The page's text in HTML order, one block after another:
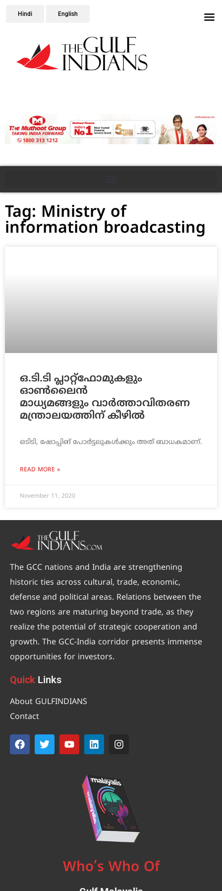
Hindi English
Tag: Ministry of
information broadcasting
ഒ.ടി.ടി പ്ലാറ്റ്‌ഫോമുകളും
ഓണ്‍ലൈന്‍
മാധ്യമങ്ങളും വാര്‍ത്താവിതരണ
മന്ത്രാലയത്തിന് കീഴില്‍
ഒടിടി, ഷോപ്പിങ് പോര്‍ട്ടലുകള്‍ക്കും അത് ബാധകമാണ്.
READ MORE »
November 11, 2020
The GCC nations and India are strengthening
historic ties across cultural, trade, economic,
defense and political areas. Relations between the
two regions are maturing beyond trade, as they
realize the potential of strategic cooperation and
growth. The GCC-India corridor presents immense
opportunities for investors.
Quick Links
About GULFINDIANS
Contact
Who’s Who Of